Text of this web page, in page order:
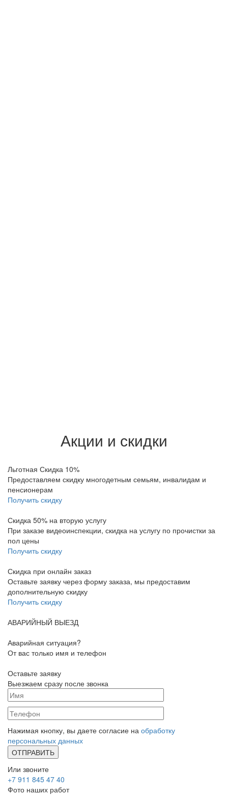
Акции и скидки
Льготная Скидка 10%
Предоставляем скидку многодетным семьям, инвалидам и
пенсионерам
Получить скидку
Скидка 50% на вторую услугу
При заказе видеоинспекции, скидка на услугу по прочистки за
пол цены
Получить скидку
Скидка при онлайн заказ
Оставьте заявку через форму заказа, мы предоставим
дополнительную скидку
Получить скидку
АВАРИЙНЫЙ ВЫЕЗД
Аварийная ситуация?
От вас только имя и телефон
Оставьте заявку
Выезжаем сразу после звонка
Нажимая кнопку, вы даете согласие на обработку
персональных данных
Или звоните
+7 911 845 47 40
Фото наших работ